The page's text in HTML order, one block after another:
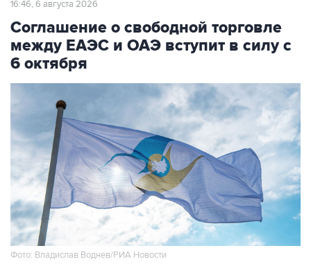
16:46, 6 августа 2026
Соглашение о свободной торговле
между ЕАЭС и ОАЭ вступит в силу с
6 октября
Фото: Владислав Воднев/РИА Новости